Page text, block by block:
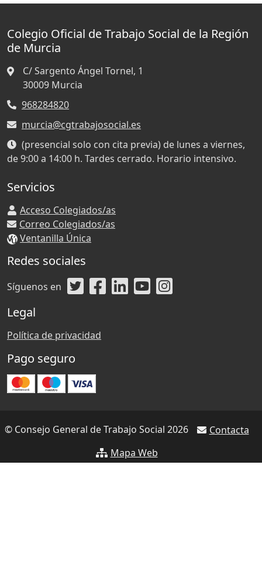
Colegio Oficial de Trabajo Social de la Región
de Murcia
C/ Sargento Ángel Tornel, 1
30009 Murcia
968284820
murcia@cgtrabajosocial.es
(presencial solo con cita previa) de lunes a viernes,
de 9:00 a 14:00 h. Tardes cerrado. Horario intensivo.
Servicios
Acceso Colegiados/as
Correo Colegiados/as
Ventanilla Única
Redes sociales
Síguenos en
Legal
Política de privacidad
Pago seguro
© Consejo General de Trabajo Social 2026
Contacta
Mapa Web